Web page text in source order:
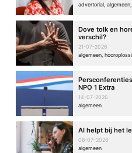
advertorial,
Dove tolk en
verschil?
21-07-2026
NPO 1 Extra
14-07-2026
algemeen
AI helpt bij het
08-07-2026
algemeen